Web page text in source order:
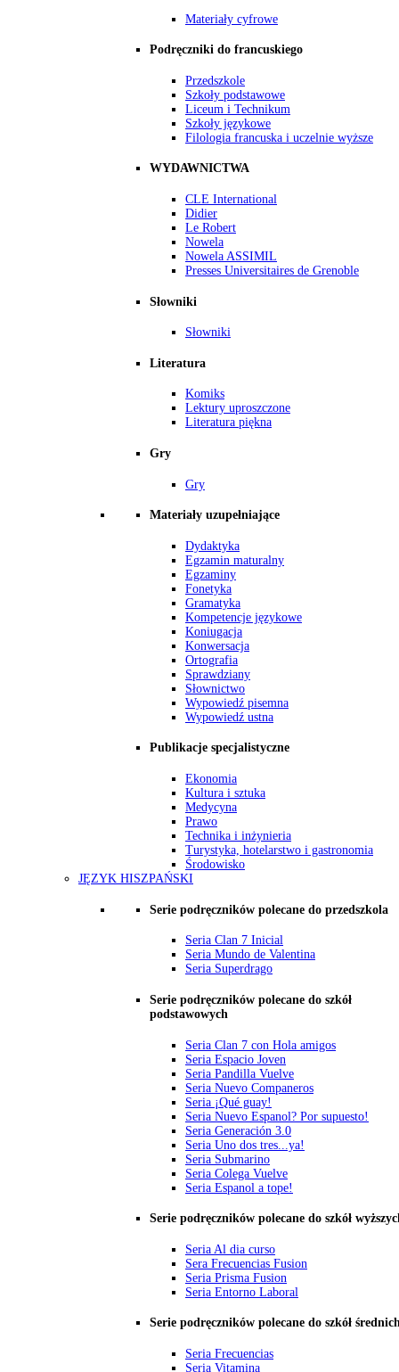
Materiały cyfrowe
Podręczniki do francuskiego
Przedszkole
Szkoły podstawowe
Liceum i Technikum
Szkoły językowe
Filologia francuska i uczelnie wyższe
WYDAWNICTWA
CLE International
Didier
Le Robert
Nowela
Nowela ASSIMIL
Presses Universitaires de Grenoble
Słowniki
Słowniki
Literatura
Komiks
Lektury uproszczone
Literatura piękna
Gry
Gry
Materiały uzupełniające
Dydaktyka
Egzamin maturalny
Egzaminy
Fonetyka
Gramatyka
Kompetencje językowe
Koniugacja
Konwersacja
Ortografia
Sprawdziany
Słownictwo
Wypowiedź pisemna
Wypowiedź ustna
Publikacje specjalistyczne
Ekonomia
Kultura i sztuka
Medycyna
Prawo
Technika i inżynieria
Turystyka, hotelarstwo i gastronomia
Środowisko
JĘZYK HISZPAŃSKI
Serie podręczników polecane do przedszkola
Seria Clan 7 Inicial
Seria Mundo de Valentina
Seria Superdrago
Serie podręczników polecane do szkół
podstawowych
Seria Clan 7 con Hola amigos
Seria Espacio Joven
Seria Pandilla Vuelve
Seria Nuevo Companeros
Seria ¡Qué guay!
Seria Nuevo Espanol? Por supuesto!
Seria Generación 3.0
Seria Uno dos tres...ya!
Seria Submarino
Seria Colega Vuelve
Seria Espanol a tope!
Serie podręczników polecane do szkół
Seria Al dia curso
Sera Frecuencias Fusion
Seria Prisma Fusion
Seria Entorno Laboral
Serie podręczników polecane do szkół
Seria Frecuencias
Seria Vitamina